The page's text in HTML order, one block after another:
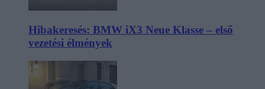
Hibakeresés: BMW iX3 Neue Klasse – első
vezetési élmények